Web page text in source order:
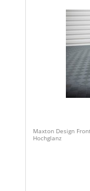
Maxton Design
Hochglanz